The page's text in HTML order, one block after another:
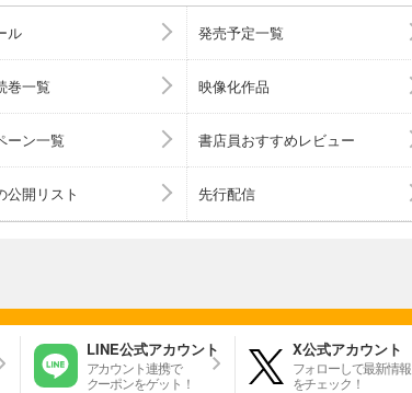
ル 発売予定一覧
巻一覧 映像化作品
ーン一覧 書店員おすすめレビュー
公開リスト 先行配信
LINE公式アカウント
アカウント連携で
クーポンをゲット！
X公式アカウント
フォローして最新情報
をチェック！